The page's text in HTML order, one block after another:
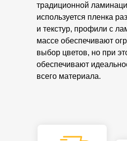
традиционной
используется пленка
и текстур, профили с
массе обеспечивают
выбор цветов, но при
обеспечивают
всего материала.